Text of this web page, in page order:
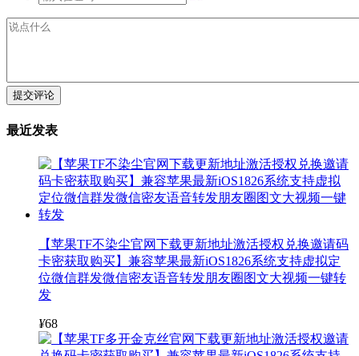
提交评论
最近发表
【苹果TF不染尘官网下载更新地址激活授权兑换邀请码
卡密获取购买】兼容苹果最新iOS1826系统支持虚拟定
位微信群发微信密友语音转发朋友圈图文大视频一键转
发
¥68